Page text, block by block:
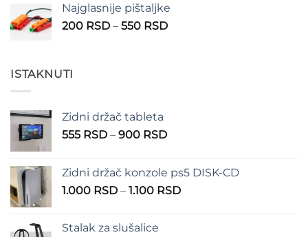
210 RSD
do
Najglasnije pištaljke
200 RSD – 550 RSDRaspon
ISTAKNUTI
Zidni držač tableta
555 RSD – 900 RSDRaspon
555 RSD
do
Zidni držač konzole ps5 DISK-CD
1.000 RSD – 1.100 RSDRaspon
Stalak za slušalice